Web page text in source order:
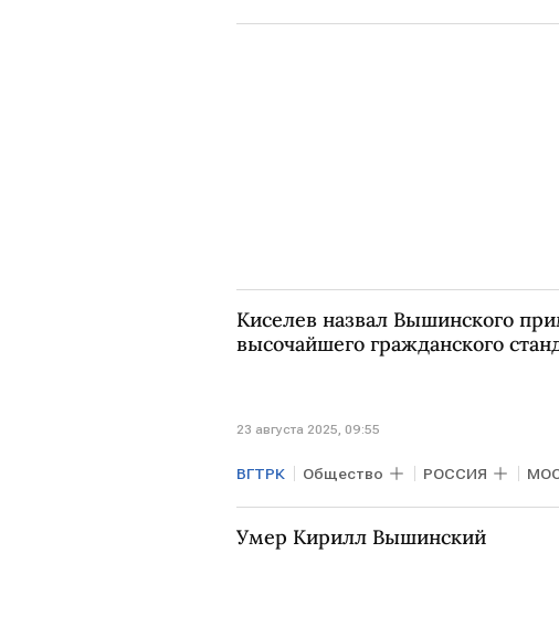
Владимир Путин СБУ
Киселев назвал Вышинского
высочайшего гражданского
23 августа 2025, 09:55
ВГТРК Общество РОССИЯ
Дмитрий Киселев МИА Россия
Умер Кирилл Вышинский